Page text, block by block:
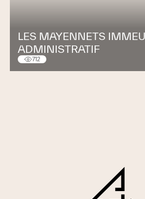
LES MAYENNETS
ADMINISTRATIF
712